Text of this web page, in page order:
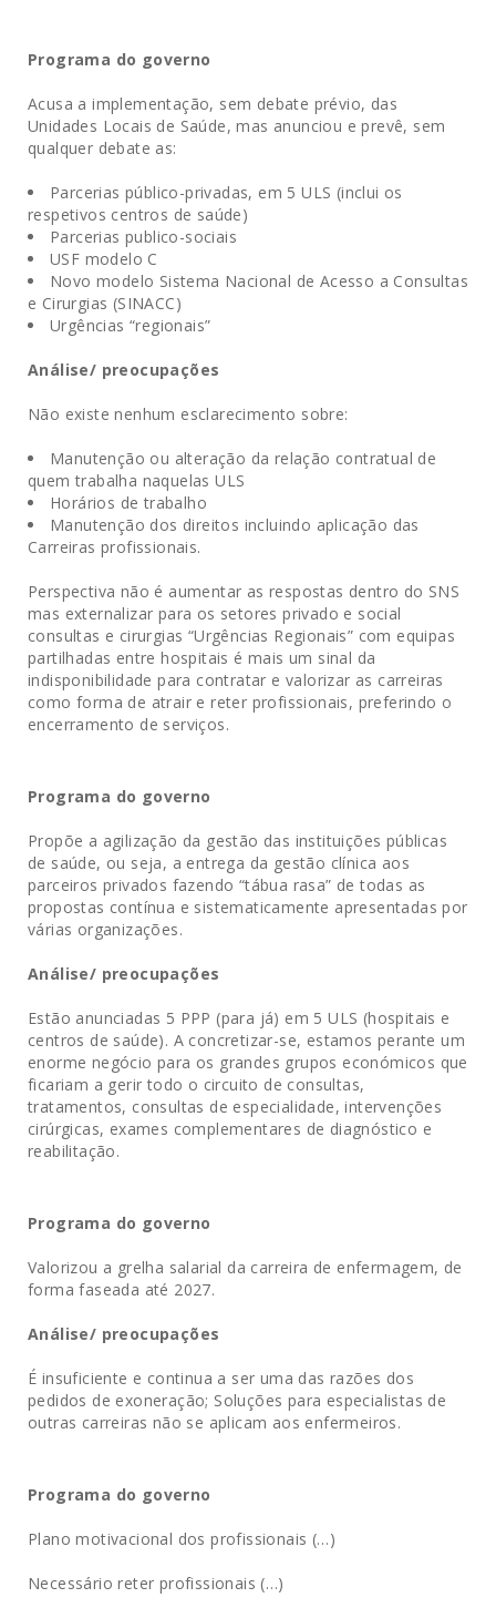
Programa do governo
Acusa a implementação, sem debate prévio, das
Unidades Locais de Saúde, mas anunciou e prevê, sem
qualquer debate as:
Parcerias público-privadas, em 5 ULS (inclui os
respetivos centros de saúde)
Parcerias publico-sociais
USF modelo C
Novo modelo Sistema Nacional de Acesso a Consultas
e Cirurgias (SINACC)
Urgências “regionais”
Análise/ preocupações
Não existe nenhum esclarecimento sobre:
Manutenção ou alteração da relação contratual de
quem trabalha naquelas ULS
Horários de trabalho
Manutenção dos direitos incluindo aplicação das
Carreiras profissionais.
Perspectiva não é aumentar as respostas dentro do SNS
mas externalizar para os setores privado e social
consultas e cirurgias “Urgências Regionais” com equipas
partilhadas entre hospitais é mais um sinal da
indisponibilidade para contratar e valorizar as carreiras
como forma de atrair e reter profissionais, preferindo o
encerramento de serviços.
Programa do governo
Propõe a agilização da gestão das instituições públicas
de saúde, ou seja, a entrega da gestão clínica aos
parceiros privados fazendo “tábua rasa” de todas as
propostas contínua e sistematicamente apresentadas por
várias organizações.
Análise/ preocupações
Estão anunciadas 5 PPP (para já) em 5 ULS (hospitais e
centros de saúde). A concretizar-se, estamos perante um
enorme negócio para os grandes grupos económicos que
ficariam a gerir todo o circuito de consultas,
tratamentos, consultas de especialidade, intervenções
cirúrgicas, exames complementares de diagnóstico e
reabilitação.
Programa do governo
Valorizou a grelha salarial da carreira de enfermagem, de
forma faseada até 2027.
Análise/ preocupações
É insuficiente e continua a ser uma das razões dos
pedidos de exoneração; Soluções para especialistas de
outras carreiras não se aplicam aos enfermeiros.
Programa do governo
Plano motivacional dos profissionais (…)
Necessário reter profissionais (…)